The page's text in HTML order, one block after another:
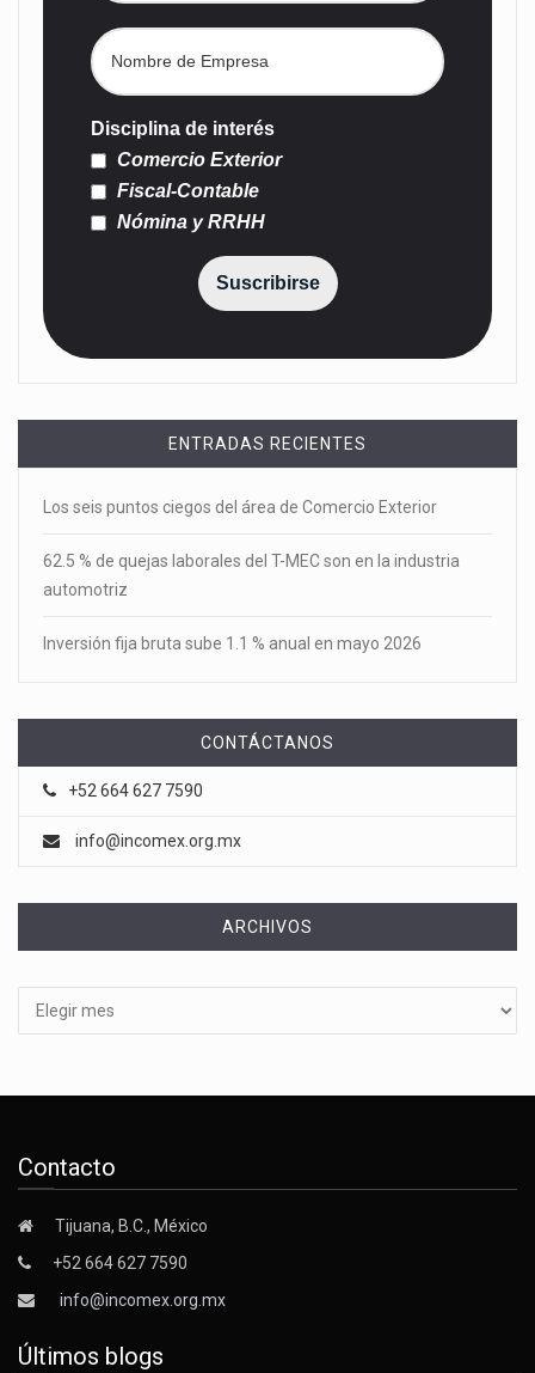
Disciplina de interés
Comercio Exterior
Fiscal-Contable
Nómina y RRHH
Suscribirse
ENTRADAS RECIENTES
Los seis puntos ciegos del área de Comercio Exterior
62.5 % de quejas laborales del T-MEC son en la industria
automotriz
Inversión fija bruta sube 1.1 % anual en mayo 2026
CONTÁCTANOS
+52 664 627 7590
info@incomex.org.mx
ARCHIVOS
Contacto
Tijuana, B.C., México
+52 664 627 7590
info@incomex.org.mx
Últimos blogs